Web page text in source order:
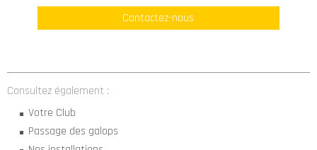
Contactez-nous
Consultez également :
Votre Club
Passage des galops